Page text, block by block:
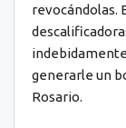
revocándolas.
generarle un
Rosario.